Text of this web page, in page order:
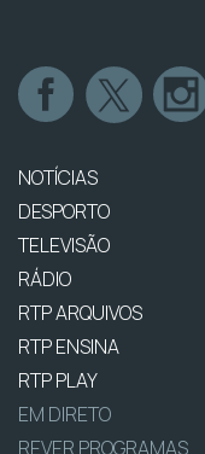
NOTÍCIAS
DESPORTO
TELEVISÃO
RÁDIO
RTP ARQUIVOS
RTP ENSINA
RTP PLAY
EM DIRETO
REVER PROGRAMAS